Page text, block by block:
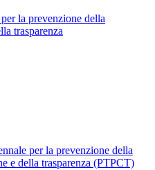
la prevenzione della
trasparenza
per la prevenzione della
e della trasparenza (PTPCT)